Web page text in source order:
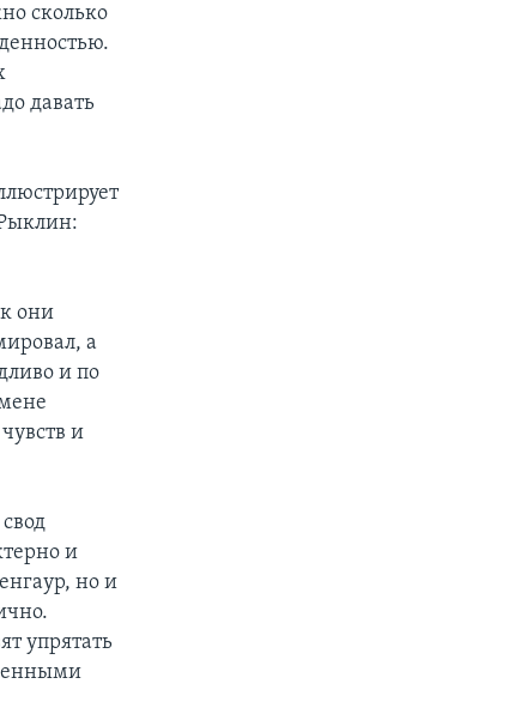
сколько
давать
они
а
и по
и
и
но и
упрятать